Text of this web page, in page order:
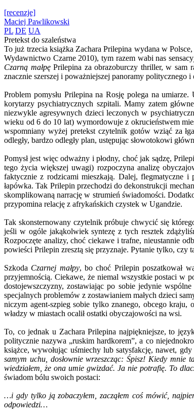
[recenzje]
Maciej Pawlikowski
PL DE UA
Pretekst do szaleństwa
To już trzecia książka Zachara Prilepina wydana w
Wydawnictwo Czarne 2010), tym razem wabi nas
Czarną małpęPrilepina za obrazoburczy thriller, w sam
znacznie szerszej i poważniejszej panoramy politycznego
Problem pomysłu Prilepina na Rosję polega na
korytarzy psychiatrycznych szpitali. Mamy zatem
niezwykle agresywnych dzieci leczonych w
wieku od 6 do 10 lat) wymordowuje z okrucieństwem
wspomniany wyżej pretekst czytelnik gotów wziąć za
odległy, bardzo odległy plan, ustępując słowotokowi
Pomysł jest więc odważny i płodny, choć jak sądzę,
tego życia większej uwagi) rozpoczyna analizę
faktycznie z rodzicami mieszkają. Dalej, flegmatyczne i
łapówka. Tak Prilepin przechodzi do dekonstrukcji
skomplikowaną narrację w strumień świadomości.
przypomina relację z afrykańskich czystek w Ugandzie.
Tak skonsternowany czytelnik próbuje chwycić się
jeśli w ogóle jakąkolwiek syntezę z tych resztek
Rozpoczęte analizy, choć ciekawe i trafne, nieustannie
powieści Prilepin zresztą się przyznaje. Pytanie tylko, czy
Szkoda Czarnej małpy, bo choć Prilepin poszatkował
przyjemnością. Ciekawe, że niemal wszystkie postaci w
dostojewszczyzny, zostawiając po sobie jedynie
specjalnych problemów z zostawianiem małych dzieci
niczym agent-szpieg sobie tylko znanego, obcego kraju,
władzy w miastach ocalił ostatki obyczajowości na wsi.
To, co jednak u Zachara Prilepina najpiękniejsze, to
politycznie nazywa „ruskim hardkorem”, a co
książce, wywołując uśmiechy lub satysfakcję, nawet,
samym uchu, dosłownie wrzeszcząc: Śpisz! Kiedy mnie
wiedziałem, że ona umie gwizdać. Ja nie potrafię. To
świadom bólu swoich postaci:
…i gdy tylko ją zobaczyłem, zacząłem coś mówić,
odpowiedzi…